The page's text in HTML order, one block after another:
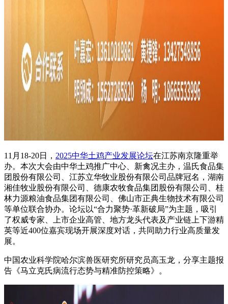
11月18-20日， 2025中华土鸡产业发展论坛在江苏南京隆重举
办。本次大会由中华土鸡推广中心、新禽况主办，温氏食品集
团股份有限公司、江苏立华牧业股份有限公司品牌冠名，湖南
湘佳牧业股份有限公司、德康农牧食品集团股份有限公司、桂
林力源粮油食品集团有限公司、佛山市正典生物技术有限公司
等单位联合协办。论坛以“合力聚势·革新破局”为主题，吸引
了权威专家、上市企业高管、地方龙头代表及产业链上下游精
英等近400位嘉宾现场开展深度对话，共同助力行业高质量发
展。
中国农业科学院哈尔滨兽医研究所研究员高玉龙，分享主题报
告《马立克氏病流行态势与精准防控策略》。